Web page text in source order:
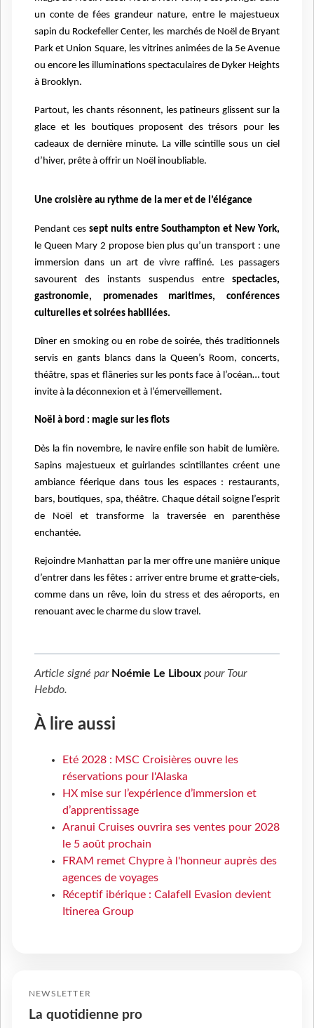
un conte de fées grandeur nature, entre le majestueux
sapin du Rockefeller Center, les marchés de Noël de Bryant
Park et Union Square, les vitrines animées de la 5e Avenue
ou encore les illuminations spectaculaires de Dyker Heights
à Brooklyn.
Partout, les chants résonnent, les patineurs glissent sur la
glace et les boutiques proposent des trésors pour les
cadeaux de dernière minute. La ville scintille sous un ciel
d’hiver, prête à offrir un Noël inoubliable.
Une croisière au rythme de la mer et de l’élégance
Pendant ces sept nuits entre Southampton et New York,
le Queen Mary 2 propose bien plus qu’un transport : une
immersion dans un art de vivre raffiné. Les passagers
savourent des instants suspendus entre spectacles,
gastronomie, promenades maritimes, conférences
culturelles et soirées habillées.
Dîner en smoking ou en robe de soirée, thés traditionnels
servis en gants blancs dans la Queen’s Room, concerts,
théâtre, spas et flâneries sur les ponts face à l’océan… tout
invite à la déconnexion et à l’émerveillement.
Noël à bord : magie sur les flots
Dès la fin novembre, le navire enfile son habit de lumière.
Sapins majestueux et guirlandes scintillantes créent une
ambiance féerique dans tous les espaces : restaurants,
bars, boutiques, spa, théâtre. Chaque détail soigne l’esprit
de Noël et transforme la traversée en parenthèse
enchantée.
Rejoindre Manhattan par la mer offre une manière unique
d’entrer dans les fêtes : arriver entre brume et gratte-ciels,
comme dans un rêve, loin du stress et des aéroports, en
renouant avec le charme du slow travel.
Article signé par Noémie Le Liboux pour Tour
Hebdo.
À lire aussi
Eté 2028 : MSC Croisières ouvre les
réservations pour l'Alaska
HX mise sur l’expérience d’immersion et
d’apprentissage
Aranui Cruises ouvrira ses ventes pour 2028
le 5 août prochain
FRAM remet Chypre à l'honneur auprès des
agences de voyages
Réceptif ibérique : Calafell Evasion devient
Itinerea Group
NEWSLETTER
La quotidienne pro